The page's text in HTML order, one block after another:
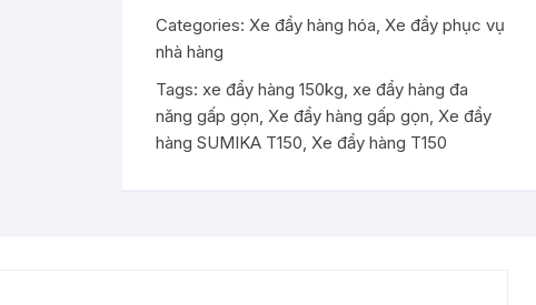
tải
trọng
quantity
Categories:Xe đẩy hàng hóa,Xe đẩy phục vụ
nhà hàng
Tags:xe đẩy hàng 150kg,xe đẩy hàng đa
năng gấp gọn,Xe đẩy hàng gấp gọn,Xe đẩy
hàng SUMIKA T150,Xe đẩy hàng T150